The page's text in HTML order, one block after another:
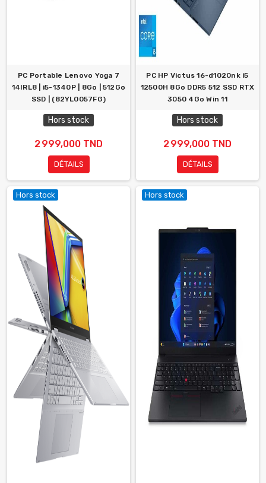
PC Portable Lenovo Yoga 7
14IRL8 | i5-1340P | 8Go | 512Go
SSD | (82YL0057FG)
Hors stock
2 999,000 TND
DÉTAILS
PC HP Victus 16-d1020nk i5
12500H 8Go DDR5 512 SSD RTX
3050 4Go Win 11
Hors stock
2 999,000 TND
DÉTAILS
Hors stock Hors stock